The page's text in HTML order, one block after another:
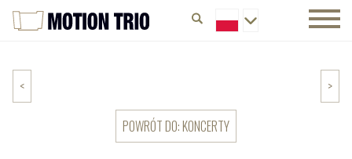
< >
POWRÓT DO: KONCERTY